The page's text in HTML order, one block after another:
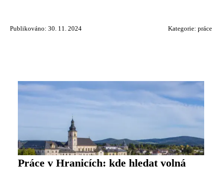
Publikováno: 30. 11. 2024 Kategorie: práce
Práce v Hranicích: kde hledat volná